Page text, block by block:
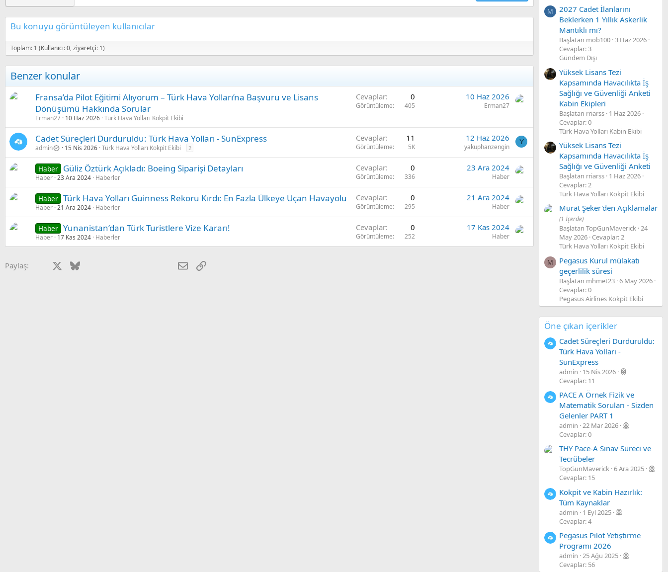
Bu konuyu görüntüleyen kullanıcılar
Toplam: 1 (Kullanıcı: 0, ziyaretçi: 1)
Benzer konular
Fransa’da Pilot Eğitimi Alıyorum – Türk Hava Yolları’na Başvuru ve Lisans
Dönüşümü Hakkında Sorular
Erman27 10 Haz 2026 Türk Hava Yolları Kokpit Ekibi
Cevaplar 0
Görüntüleme 405
10 Haz 2026
Erman27
e
k
Cadet Süreçleri Durduruldu: Türk Hava Yolları - SunExpress
admin 15 Nis 2026 Türk Hava Yolları Kokpit Ekibi 2
Cevaplar 11
Görüntüleme 5K
12 Haz 2026
yakuphanzengin
Y
Haber Güliz Öztürk Açıkladı: Boeing Siparişi Detayları
Haber 23 Ara 2024 Haberler
Cevaplar 0
Görüntüleme 336
23 Ara 2024
Haber
Haber Türk Hava Yolları Guinness Rekoru Kırdı: En Fazla Ülkeye Uçan Havayolu
Haber 21 Ara 2024 Haberler
Cevaplar 0
Görüntüleme 295
21 Ara 2024
Haber
Haber Yunanistan’dan Türk Turistlere Vize Kararı!
Haber 17 Kas 2024 Haberler
Cevaplar 0
Görüntüleme 252
17 Kas 2024
Haber
Paylaş: Facebook Bluesky WhatsApp
E-postaLink
M
2027 Cadet İlanlarını
Beklerken 1 Yıllık Askerlik
Mantıklı mı?
Başlatan mob100 3 Haz 2026
Cevaplar: 3
Gündem Dışı
Yüksek Lisans Tezi
Kapsamında Havacılıkta İş
Sağlığı ve Güvenliği Anketi
Kabin Ekipleri
Başlatan rriarss 1 Haz 2026
Cevaplar: 0
Türk Hava Yolları Kabin Ekibi
Yüksek Lisans Tezi
Kapsamında Havacılıkta İş
Sağlığı ve Güvenliği Anketi
Başlatan rriarss 1 Haz 2026
Cevaplar: 2
Türk Hava Yolları Kokpit Ekibi
Murat Şeker'den Açıklamalar
(1 İçerde)
Başlatan TopGunMaverick 24
May 2026 Cevaplar: 2
Türk Hava Yolları Kokpit Ekibi
M
Pegasus Kurul mülakatı
geçerlilik süresi
Başlatan mhmet23 6 May 2026
Cevaplar: 0
Pegasus Airlines Kokpit Ekibi
Öne çıkan içerikler
Cadet Süreçleri Durduruldu:
Türk Hava Yolları -
SunExpress
admin
15 Nis 2026
Cevaplar: 11
PACE A Örnek Fizik ve
Matematik Soruları - Sizden
Gelenler PART 1
admin 22 Mar 2026
Cevaplar: 0
THY Pace-A Sınav Süreci ve
Tecrübeler
TopGunMaverick 6 Ara 2025
Cevaplar: 15
Kokpit ve Kabin Hazırlık:
Tüm Kaynaklar
admin
1 Eyl 2025
Cevaplar: 4
Pegasus Pilot Yetiştirme
Programı 2026
admin 25 Ağu 2025
Cevaplar: 56